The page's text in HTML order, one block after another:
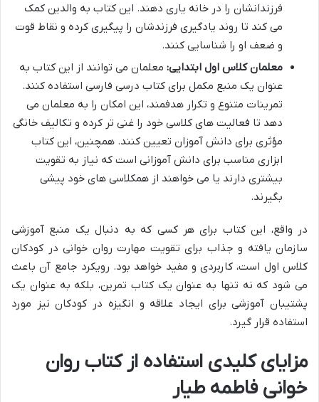
فرزندانشان را در خانه یاری دهند. این کتاب به والدین کمک
می کند تا روند یادگیری فرزندشان را پیگیری کرده و نقاط قوت
و ضعف او را شناسایی کنند.
معلمان کلاس اول ابتدایی: معلمان می توانند از این کتاب به
عنوان یک منبع مکمل برای کتاب درسی فارسی استفاده کنند.
تمرینات متنوع و تکرار هدفمند، این امکان را به معلمان می
دهد تا فعالیت های کلاسی خود را غنی تر کرده و تکالیف خانگی
مؤثری برای دانش آموزان تعیین کنند. همچنین، این کتاب
ابزاری مناسب برای دانش آموزانی است که نیاز به تقویت
بیشتری دارند یا می خواهند از همکلاسی های خود پیشی
بگیرند.
در واقع، این کتاب برای هر کسی که به دنبال یک منبع آموزشی
سازمان یافته و جذاب برای تقویت مهارت روان خوانی در کودکان
کلاس اول است، کاربردی و مفید خواهد بود. رویکرد جامع آن باعث
می شود که نه تنها به عنوان یک کتاب تمرین، بلکه به عنوان یک
پشتیبان آموزشی برای ایجاد علاقه و انگیزه در کودکان نیز مورد
استفاده قرار گیرد.
مزایای کلیدی استفاده از کتاب روان
خوانی فاطمه طیار